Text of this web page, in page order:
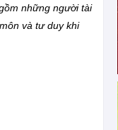
những người tài
và tư duy khi